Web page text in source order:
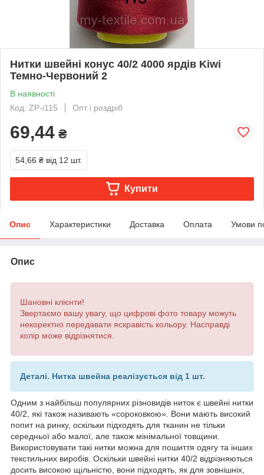
Нитки швейні конус 40/2 4000 ярдів Kiwi
Темно-Червоний 2
В наявності
Код: ZP-i115
Опт і роздріб
69,44 ₴
54,66 ₴ від 12 шт.
Купити
Опис Характеристики Доставка Оплата Умови
Опис
Шановні клієнти!
Звертаємо вашу увагу, що цифрові фото товару можуть
некоректно передавати яскравість кольору. Насправді
колір може відрізнятися.
Деталі. Нитка швейна реалізується від 1 шт.
Одним з найбільш популярних різновидів ниток є швейні нитки
40/2, які також називають «сороковкою». Вони мають високий
попит на ринку, оскільки підходять для тканин не тільки
середньої або малої, але також мінімальної товщини.
Використовувати такі нитки можна для пошиття одягу та інших
текстильних виробів. Оскільки швейні нитки 40/2 відрізняються
досить високою щільністю, вони підходять, як для зовнішніх,